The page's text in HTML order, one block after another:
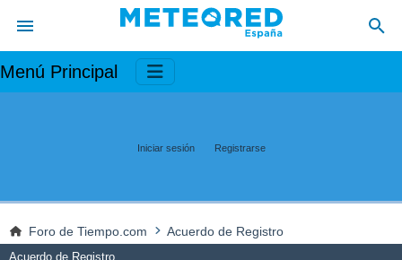
Menú Principal
Iniciar sesión Registrarse
Foro de Tiempo.com Acuerdo de Registro
Acuerdo de Registro